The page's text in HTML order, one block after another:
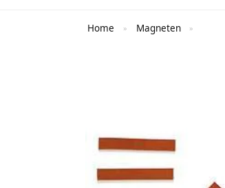
Home » Magneten »